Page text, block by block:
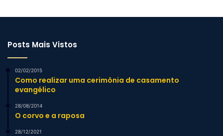
Posts Mais Vistos
02/02/2015
Como realizar uma cerimônia de casamento
evangélico
28/08/2014
O corvo e a raposa
28/12/2021